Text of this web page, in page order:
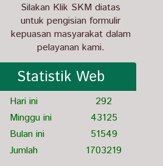
Silakan Klik SKM diatas
untuk pengisian formulir
kepuasan masyarakat dalam
pelayanan kami.
Statistik Web
Hari ini
Minggu ini
Bulan ini
Jumlah
292
43125
51549
1703219